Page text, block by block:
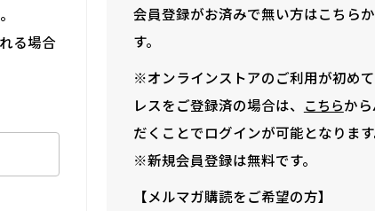
る場合
会員登録がお済みで無い方はこちら
す。
※オンラインストアのご利用が初め
レスをご登録済の場合は、
こちらか
だくことでログインが可能となります
※新規会員登録は無料です。
【メルマガ購読をご希望の方】